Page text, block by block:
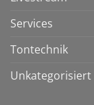
Services
Tontechnik
Unkategorisiert